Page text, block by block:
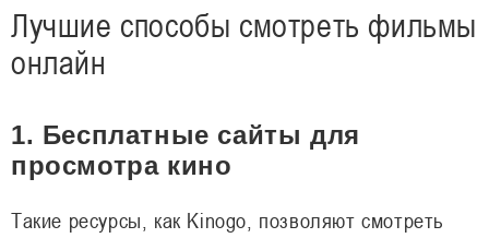
Лучшие способы смотреть фильмы
онлайн
1. Бесплатные сайты для
просмотра кино
Такие ресурсы, как Kinogo, позволяют смотреть